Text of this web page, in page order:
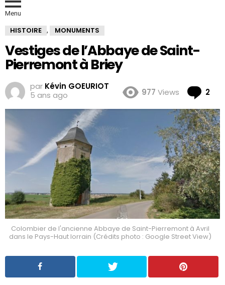
Menu
HISTOIRE , MONUMENTS
Vestiges de l’Abbaye de Saint-
Pierremont à Briey
par Kévin GOEURIOT
5 ans ago
977 Views 2
Colombier de l'ancienne Abbaye de Saint-Pierremont à Avril
dans le Pays-Haut lorrain (Crédits photo : Google Street View)